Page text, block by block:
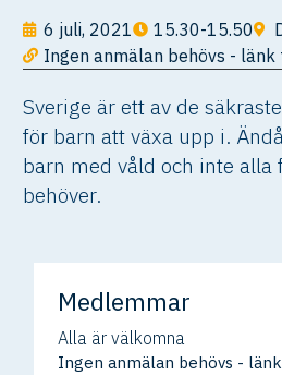
6 juli, 2021 15.30-15.50
Ingen anmälan behövs - länk
Sverige är ett av de
för barn att växa upp i.
barn med våld och inte alla
behöver.
Medlemmar
Alla är välkomna
Ingen anmälan behövs -